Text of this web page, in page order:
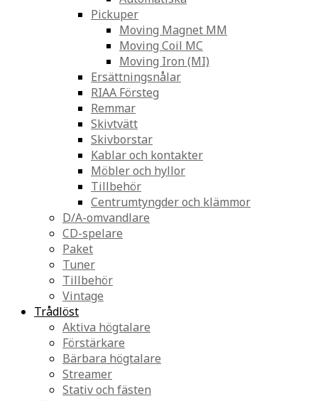
Pickuper
Moving Magnet MM
Moving Coil MC
Moving Iron (MI)
Ersättningsnålar
RIAA Försteg
Remmar
Skivtvätt
Skivborstar
Kablar och kontakter
Möbler och hyllor
Tillbehör
Centrumtyngder och klämmor
D/A-omvandlare
CD-spelare
Paket
Tuner
Tillbehör
Vintage
Trådlöst
Aktiva högtalare
Förstärkare
Bärbara högtalare
Streamer
Stativ och fästen